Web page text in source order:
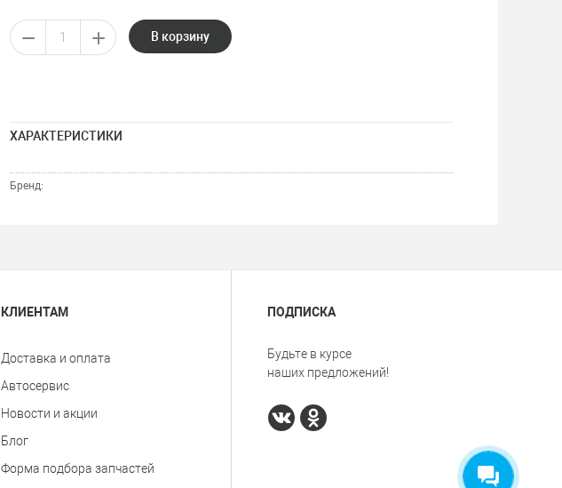
В корзину
ХАРАКТЕРИСТИКИ
Бренд:
КЛИЕНТАМ
Доставка и оплата
Автосервис
Новости и акции
Блог
Форма подбора запчастей
ПОДПИСКА
Будьте в курсе
наших предложений!